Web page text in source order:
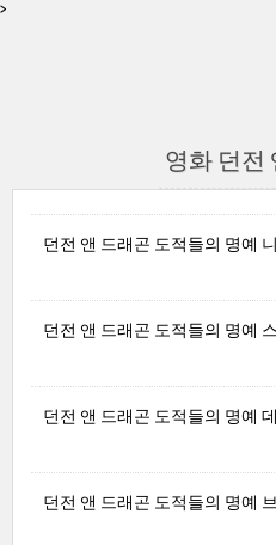
>
영화 던전
던전 앤 드래곤 도적들의 명예
던전 앤 드래곤 도적들의 명예 스
던전 앤 드래곤 도적들의 명예 데
던전 앤 드래곤 도적들의 명예 브